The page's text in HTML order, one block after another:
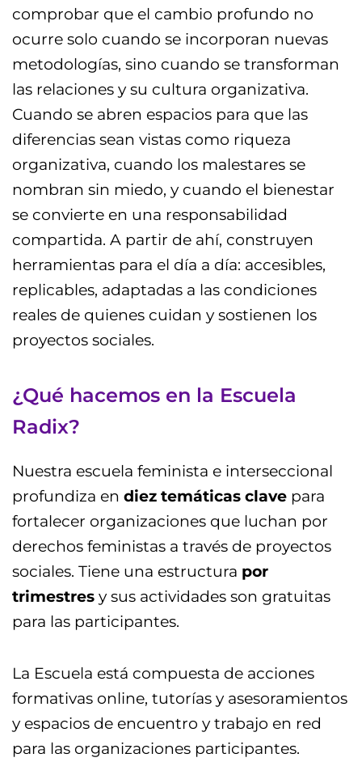
comprobar que el cambio profundo no
ocurre solo cuando se incorporan nuevas
metodologías, sino cuando se transforman
las relaciones y su cultura organizativa.
Cuando se abren espacios para que las
diferencias sean vistas como riqueza
organizativa, cuando los malestares se
nombran sin miedo, y cuando el bienestar
se convierte en una responsabilidad
compartida. A partir de ahí, construyen
herramientas para el día a día: accesibles,
replicables, adaptadas a las condiciones
reales de quienes cuidan y sostienen los
proyectos sociales.
¿Qué hacemos en la Escuela
Radix?
Nuestra escuela feminista e interseccional
profundiza en diez temáticas clave para
fortalecer organizaciones que luchan por
derechos feministas a través de proyectos
sociales. Tiene una estructura por
trimestres y sus actividades son gratuitas
para las participantes.
La Escuela está compuesta de acciones
formativas online, tutorías y asesoramientos
y espacios de encuentro y trabajo en red
para las organizaciones participantes.